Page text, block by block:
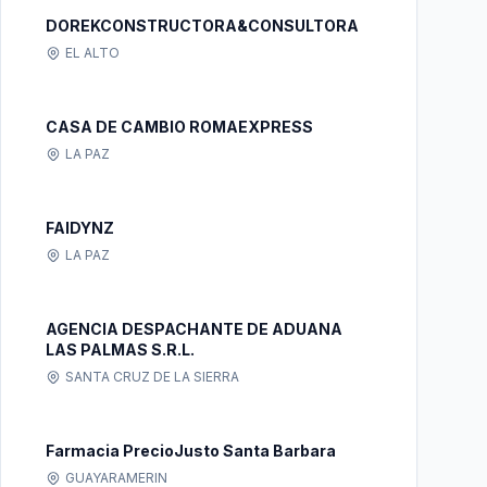
DOREKCONSTRUCTORA&CONSULTORA
EL ALTO
CASA DE CAMBIO ROMAEXPRESS
LA PAZ
FAIDYNZ
LA PAZ
AGENCIA DESPACHANTE DE ADUANA
LAS PALMAS S.R.L.
SANTA CRUZ DE LA SIERRA
Farmacia PrecioJusto Santa Barbara
GUAYARAMERIN